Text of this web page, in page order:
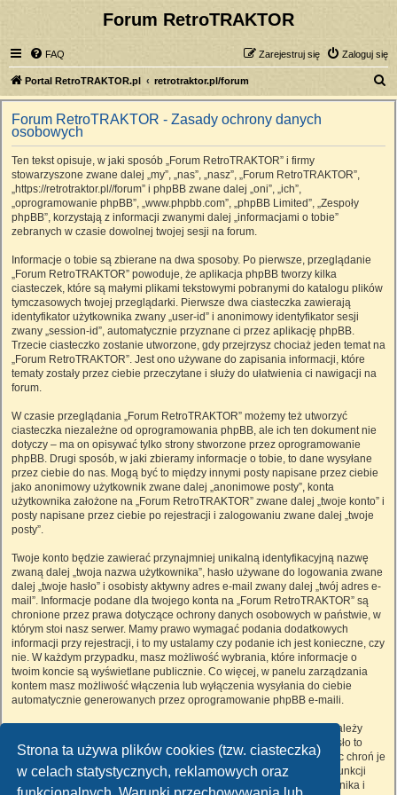
Strona ta używa plików cookies (tzw. ciasteczka)
w celach statystycznych, reklamowych oraz
Forum RetroTRAKTOR
FAQ Zaloguj się
Zarejestruj się
Portal RetroTRAKTOR.pl retrotraktor.pl/forum
z
Forum RetroTRAKTOR - Zasady ochrony danych
osobowych
Ten tekst opisuje, w jaki sposób „Forum RetroTRAKTOR” i firmy
stowarzyszone zwane dalej „my”, „nas”, „nasz”, „Forum RetroTRAKTOR”,
„https://retrotraktor.pl//forum” i phpBB zwane dalej „oni”, „ich”,
„oprogramowanie phpBB”, „www.phpbb.com”, „phpBB Limited”, „Zespoły
phpBB”, korzystają z informacji zwanymi dalej „informacjami o tobie”
zebranych w czasie dowolnej twojej sesji na forum.
Informacje o tobie są zbierane na dwa sposoby. Po pierwsze, przeglądanie
„Forum RetroTRAKTOR” powoduje, że aplikacja phpBB tworzy kilka
ciasteczek, które są małymi plikami tekstowymi pobranymi do katalogu plików
tymczasowych twojej przeglądarki. Pierwsze dwa ciasteczka zawierają
identyfikator użytkownika zwany „user-id” i anonimowy identyfikator sesji
zwany „session-id”, automatycznie przyznane ci przez aplikację phpBB.
Trzecie ciasteczko zostanie utworzone, gdy przejrzysz chociaż jeden temat na
„Forum RetroTRAKTOR”. Jest ono używane do zapisania informacji, które
tematy zostały przez ciebie przeczytane i służy do ułatwienia ci nawigacji na
forum.
W czasie przeglądania „Forum RetroTRAKTOR” możemy też utworzyć
ciasteczka niezależne od oprogramowania phpBB, ale ich ten dokument nie
dotyczy – ma on opisywać tylko strony stworzone przez oprogramowanie
phpBB. Drugi sposób, w jaki zbieramy informacje o tobie, to dane wysyłane
przez ciebie do nas. Mogą być to między innymi posty napisane przez ciebie
jako anonimowy użytkownik zwane dalej „anonimowe posty”, konta
użytkownika założone na „Forum RetroTRAKTOR” zwane dalej „twoje konto” i
posty napisane przez ciebie po rejestracji i zalogowaniu zwane dalej „twoje
posty”.
Twoje konto będzie zawierać przynajmniej unikalną identyfikacyjną nazwę
zwaną dalej „twoja nazwa użytkownika”, hasło używane do logowania zwane
dalej „twoje hasło” i osobisty aktywny adres e-mail zwany dalej „twój adres e-
mail”. Informacje podane dla twojego konta na „Forum RetroTRAKTOR” są
chronione przez prawa dotyczące ochrony danych osobowych w państwie, w
którym stoi nasz serwer. Mamy prawo wymagać podania dodatkowych
informacji przy rejestracji, i to my ustalamy czy podanie ich jest konieczne, czy
nie. W każdym przypadku, masz możliwość wybrania, które informacje o
twoim koncie są wyświetlane publicznie. Co więcej, w panelu zarządzania
kontem masz możliwość włączenia lub wyłączenia wysyłania do ciebie
automatycznie generowanych przez oprogramowanie phpBB e-maili.
Twoje hasło jest zaszyfrowane, więc jest bezpieczne, niemniej nie należy
używać tego samego hasła na różnych witrynach internetowych. Hasło to
umożliwia dostęp do twojego konta na „Forum RetroTRAKTOR”, więc chroń je
i w żadnym wypadku nie podawajnikomu. Jeśli je zapomnisz, użyj funkcji
„Nie pamiętam hasła”. Witryna poprosi cię o podanie nazwy użytkownika i